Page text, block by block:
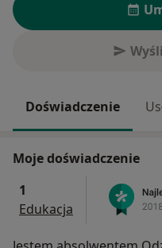
Doświadczenie
Moje doświadczenie
1
Edukacja